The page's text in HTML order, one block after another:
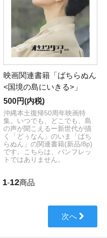
映画関連書籍「ばちらぬん
<国境の島にいきる>」
500円(内税)
沖縄本土復帰50周年映画特
集。いつでも、どこでも、島
の声が聞こえるー新世代が描
く「どぅなん」のいま「ばち
らぬん」の関連書籍(新品/8p)
です。こちらは、パンフレッ
トではありません。
1-12商品
次へ